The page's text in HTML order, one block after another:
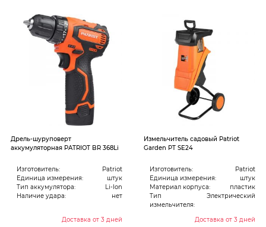
Дрель-шуруповерт
аккумуляторная PATRIOT BR 368Li
Изготовитель:
Patriot
Единица измерения:
штук
Тип аккумулятора:
Li-Ion
Наличие удара:
нет
Доставка от 3 дней
Измельчитель садовый Patriot
Garden PT SE24
Изготовитель:
Patriot
Единица измерения:
штук
Материал корпуса:
пластик
Тип
измельчителя:
Электрический
Доставка от 3 дней